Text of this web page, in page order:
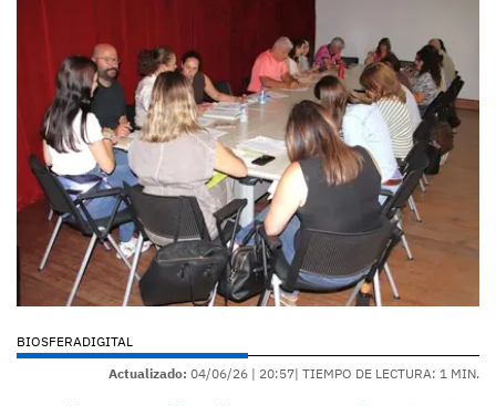
BIOSFERADIGITAL
Actualizado: 04/06/26 | 20:57| TIEMPO DE LECTURA: 1 MIN.